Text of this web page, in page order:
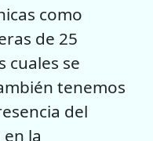
como
de 25
cuales se
tenemos
del
la